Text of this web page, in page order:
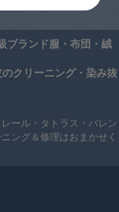
ブランド服・布団・絨
クリーニング・染み抜
ール・タトラス・バレン
ング＆修理はおまかせく